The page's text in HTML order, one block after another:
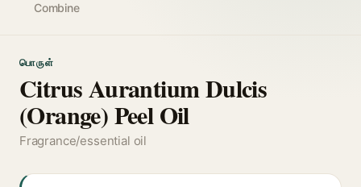
Combine
பொருள்
Citrus Aurantium Dulcis
(Orange) Peel Oil
Fragrance/essential oil